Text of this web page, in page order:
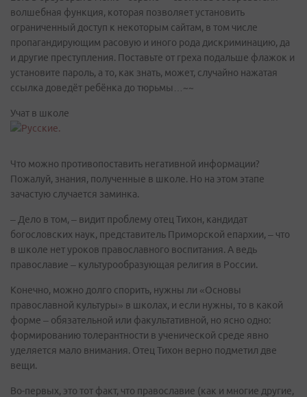
волшебная функция, которая позволяет установить
ограниченный доступ к некоторым сайтам, в том числе
пропагандирующим расовую и иного рода дискриминацию, да
и другие преступления. Поставьте от греха подальше флажок и
установите пароль, а то, как знать, может, случайно нажатая
ссылка доведёт ребёнка до тюрьмы…~~
Учат в школе
Что можно противопоставить негативной информации?
Пожалуй, знания, полученные в школе. Но на этом этапе
зачастую случается заминка.
– Дело в том, – видит проблему отец Тихон, кандидат
богословских наук, представитель Приморской епархии, – что
в школе нет уроков православного воспитания. А ведь
православие – культурообразующая религия в России.
Конечно, можно долго спорить, нужны ли «Основы
православной культуры» в школах, и если нужны, то в какой
форме – обязательной или факультативной, но ясно одно:
формированию толерантности в ученической среде явно
уделяется мало внимания. Отец Тихон верно подметил две
вещи.
Во-первых, это тот факт, что православие (как и многие другие,